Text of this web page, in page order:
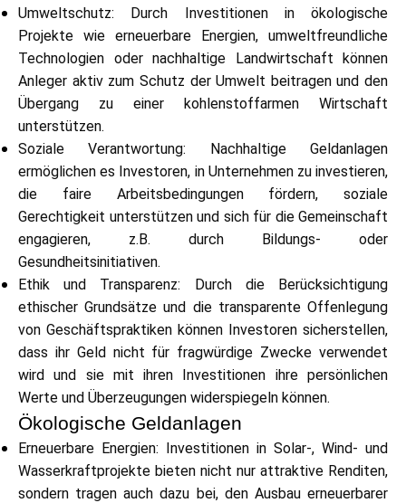
Hilfe
Mein Konto
Finanzierung erhalten
ask@scrambleup.com
+372 712 2955
Umweltschutz: Durch Investitionen in ökologische
Projekte wie erneuerbare Energien, umweltfreundliche
Technologien oder nachhaltige Landwirtschaft können
Anleger aktiv zum Schutz der Umwelt beitragen und den
Übergang zu einer kohlenstoffarmen Wirtschaft
unterstützen.
Soziale Verantwortung: Nachhaltige Geldanlagen
ermöglichen es Investoren, in Unternehmen zu investieren,
die faire Arbeitsbedingungen fördern, soziale
Gerechtigkeit unterstützen und sich für die Gemeinschaft
engagieren, z.B. durch Bildungs- oder
Gesundheitsinitiativen.
Ethik und Transparenz: Durch die Berücksichtigung
ethischer Grundsätze und die transparente Offenlegung
von Geschäftspraktiken können Investoren sicherstellen,
dass ihr Geld nicht für fragwürdige Zwecke verwendet
wird und sie mit ihren Investitionen ihre persönlichen
Werte und Überzeugungen widerspiegeln können.
Ökologische Geldanlagen
Erneuerbare Energien: Investitionen in Solar-, Wind- und
Wasserkraftprojekte bieten nicht nur attraktive Renditen,
sondern tragen auch dazu bei, den Ausbau erneuerbarer